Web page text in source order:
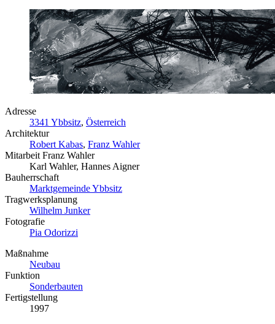
Adresse
3341 Ybbsitz, Österreich
Architektur
Robert Kabas, Franz Wahler
Mitarbeit Franz Wahler
Karl Wahler, Hannes Aigner
Bauherrschaft
Marktgemeinde Ybbsitz
Tragwerksplanung
Wilhelm Junker
Fotografie
Pia Odorizzi
Maßnahme
Neubau
Funktion
Sonderbauten
Fertigstellung
1997